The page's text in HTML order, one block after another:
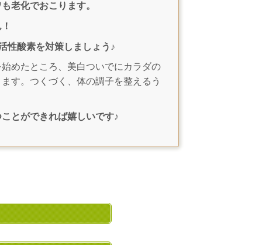
老化でおこります。
性酸素を対策しましょう♪
めたところ、美白ついでにカラダの
す。つくづく、体の調子を整えるう
とができれば嬉しいです♪